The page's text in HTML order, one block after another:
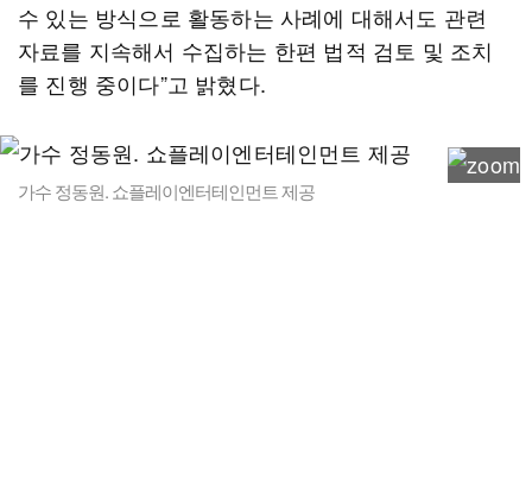
수 있는 방식으로 활동하는 사례에 대해서도 관련
자료를 지속해서 수집하는 한편 법적 검토 및 조치
를 진행 중이다”고 밝혔다.
가수 정동원. 쇼플레이엔터테인먼트 제공